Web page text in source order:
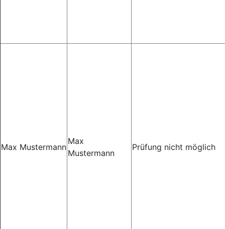
Max Mustermann
Max
Mustermann
Prüfung nicht möglich